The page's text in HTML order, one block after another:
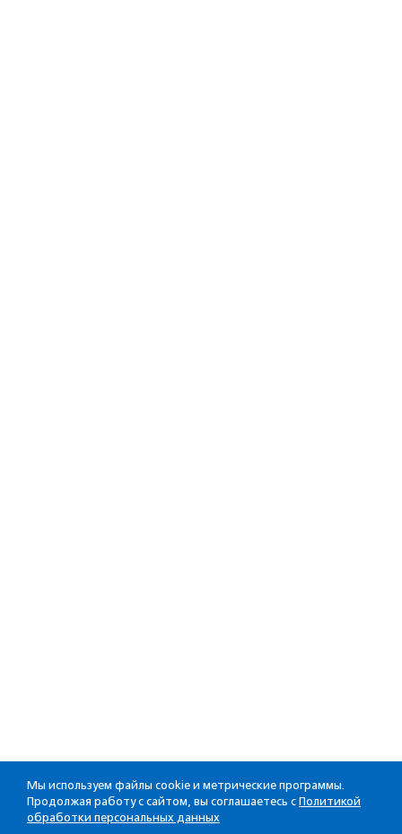
Мы используем файлы cookie и метрические программы.
Продолжая работу с сайтом, вы соглашаетесь с Политикой
обработки персональных данных